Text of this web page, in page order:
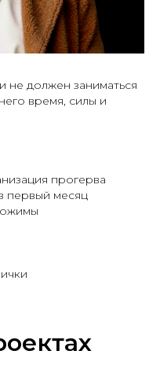
не должен заниматься
время, силы и
прогерва
первый месяц